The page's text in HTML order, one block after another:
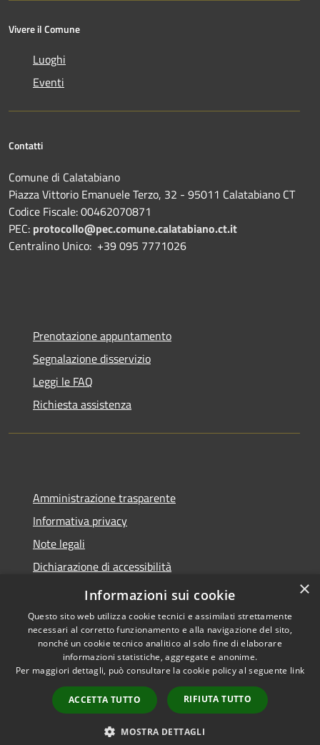
Vivere il Comune
Luoghi
Eventi
Contatti
Comune di Calatabiano
Piazza Vittorio Emanuele Terzo, 32 - 95011 Calatabiano CT
Codice Fiscale: 00462070871
PEC: protocollo@pec.comune.calatabiano.ct.it
Centralino Unico: +39 095 7771026
Prenotazione appuntamento
Segnalazione disservizio
Leggi le FAQ
Richiesta assistenza
Amministrazione trasparente
Informativa privacy
Note legali
Dichiarazione di accessibilità
Sito web precedente
Accessibilità
Copyright © 2026 • Comune di
Calatabiano • Powered by
Municipium•
Accesso
redazione
×
Informazioni sui cookie
Questo sito web utilizza cookie tecnici e assimilati strettamente
necessari al corretto funzionamento e alla navigazione del sito,
nonché un cookie tecnico analitico al solo fine di elaborare
informazioni statistiche, aggregate e anonime.
Per maggiori dettagli, può consultare la cookie policy al seguente link
ACCETTA TUTTO RIFIUTA TUTTO
MOSTRA DETTAGLI